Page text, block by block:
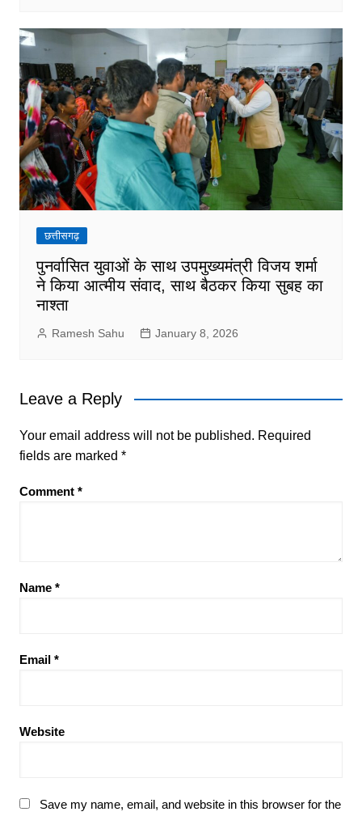
छत्तीसगढ़
पुनर्वासित युवाओं के साथ उपमुख्यमंत्री विजय शर्मा
ने किया आत्मीय संवाद, साथ बैठकर किया सुबह का
नाश्ता
Ramesh Sahu January 8, 2026
Leave a Reply
Your email address will not be published. Required
fields are marked *
Comment *
Name *
Email *
Website
Save my name, email, and website in this browser for the